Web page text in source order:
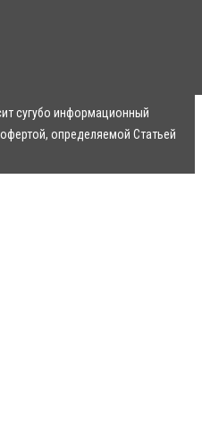
сугубо информационный
определяемой Статьей